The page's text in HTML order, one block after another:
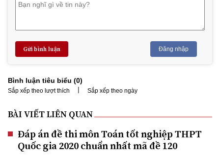
Gửi bình luận Đăng nhập
Bình luận tiêu biểu (0)
Sắp xếp theo lượt thích | Sắp xếp theo ngày
BÀI VIẾT LIÊN QUAN
Đáp án đề thi môn Toán tốt nghiệp THPT
Quốc gia 2020 chuẩn nhất mã đề 120